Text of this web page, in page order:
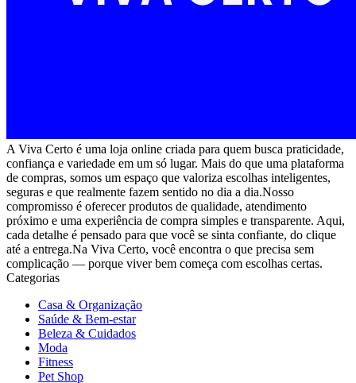
A Viva Certo é uma loja online criada para quem busca praticidade,
confiança e variedade em um só lugar. Mais do que uma plataforma
de compras, somos um espaço que valoriza escolhas inteligentes,
seguras e que realmente fazem sentido no dia a dia.Nosso
compromisso é oferecer produtos de qualidade, atendimento
próximo e uma experiência de compra simples e transparente. Aqui,
cada detalhe é pensado para que você se sinta confiante, do clique
até a entrega.Na Viva Certo, você encontra o que precisa sem
complicação — porque viver bem começa com escolhas certas.
Categorias
Casa & Organização
Saúde & Bem-estar
Beleza & Cuidados
Moda
Fitness
Pet Shop